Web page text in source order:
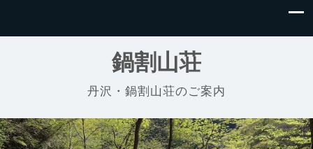
鍋割山荘
丹沢・鍋割山荘のご案内